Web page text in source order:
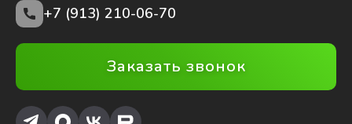
+7 (913) 210-06-70
Заказать звонок